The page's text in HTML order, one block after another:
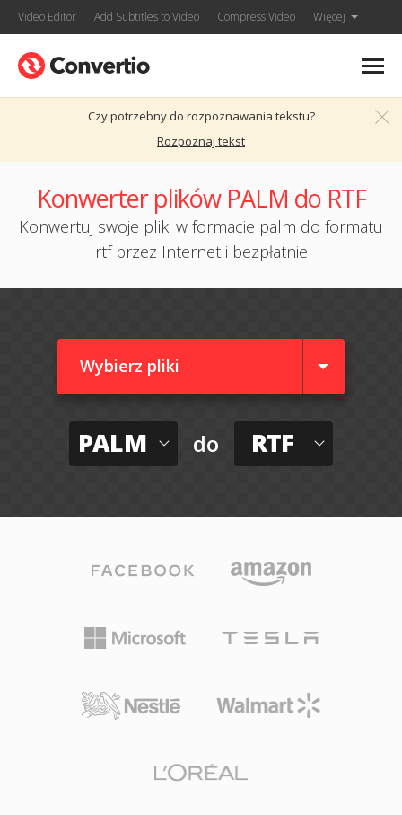
Video Editor Add Subtitles to Video Compress Video Więcej
Czy potrzebny do rozpoznawania tekstu?
Rozpoznaj tekst
Konwerter plików PALM do RTF
Konwertuj swoje pliki w formacie palm do formatu
rtf przez Internet i bezpłatnie
Wybierz pliki
PALM do RTF